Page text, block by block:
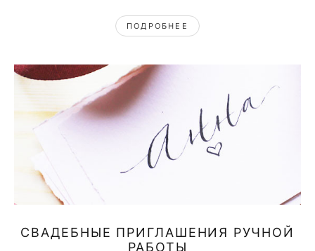
ПОДРОБНЕЕ
СВАДЕБНЫЕ ПРИГЛАШЕНИЯ РУЧНОЙ
РАБОТЫ